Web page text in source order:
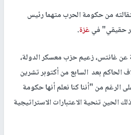
من حكومة الحرب متهما رئيس
حقيقي" فيغزة.
عن غانتس، زعيم حزب معسكر الدولة،
الحاكم بعد السابع من أكتوبر تشرين
الرغم من "أننا كنا نعلم أنها حكومة
الحين تنحية الاعتبارات الاستراتيجية